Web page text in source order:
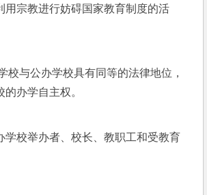
用宗教进行妨碍国家教育制度的活
校与公办学校具有同等的法律地位，
办学自主权。
学校举办者、校长、教职工和受教育